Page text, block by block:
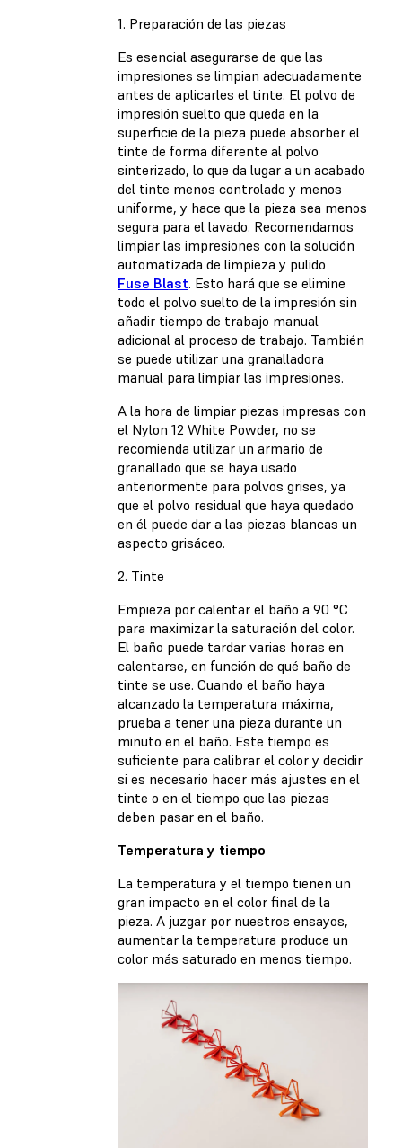
1. Preparación de las piezas
Es esencial asegurarse de que las
impresiones se limpian adecuadamente
antes de aplicarles el tinte. El polvo de
impresión suelto que queda en la
superficie de la pieza puede absorber el
tinte de forma diferente al polvo
sinterizado, lo que da lugar a un acabado
del tinte menos controlado y menos
uniforme, y hace que la pieza sea menos
segura para el lavado. Recomendamos
limpiar las impresiones con la solución
automatizada de limpieza y pulido
Fuse Blast. Esto hará que se elimine
todo el polvo suelto de la impresión sin
añadir tiempo de trabajo manual
adicional al proceso de trabajo. También
se puede utilizar una granalladora
manual para limpiar las impresiones.
A la hora de limpiar piezas impresas con
el Nylon 12 White Powder, no se
recomienda utilizar un armario de
granallado que se haya usado
anteriormente para polvos grises, ya
que el polvo residual que haya quedado
en él puede dar a las piezas blancas un
aspecto grisáceo.
2. Tinte
Empieza por calentar el baño a 90 °C
para maximizar la saturación del color.
El baño puede tardar varias horas en
calentarse, en función de qué baño de
tinte se use. Cuando el baño haya
alcanzado la temperatura máxima,
prueba a tener una pieza durante un
minuto en el baño. Este tiempo es
suficiente para calibrar el color y decidir
si es necesario hacer más ajustes en el
tinte o en el tiempo que las piezas
deben pasar en el baño.
Temperatura y tiempo
La temperatura y el tiempo tienen un
gran impacto en el color final de la
pieza. A juzgar por nuestros ensayos,
aumentar la temperatura produce un
color más saturado en menos tiempo.